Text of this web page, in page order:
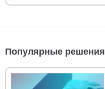
Популярные решения